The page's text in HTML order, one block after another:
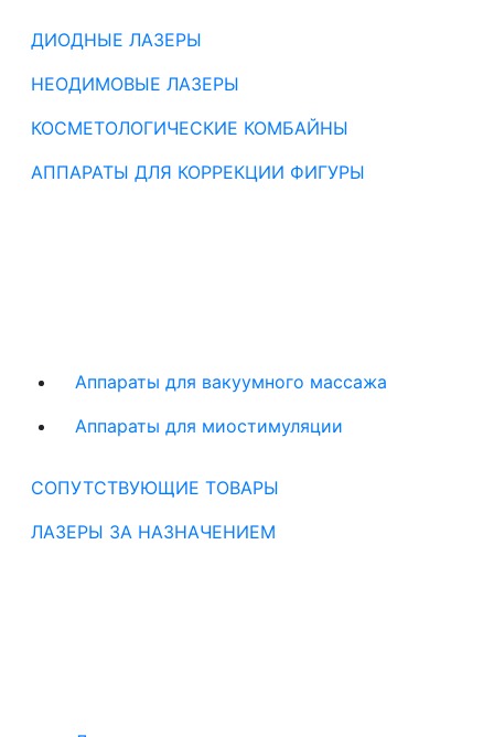
ДИОДНЫЕ ЛАЗЕРЫ
НЕОДИМОВЫЕ ЛАЗЕРЫ
КОСМЕТОЛОГИЧЕСКИЕ КОМБАЙНЫ
АППАРАТЫ ДЛЯ КОРРЕКЦИИ ФИГУРЫ
Аппараты для вакуумного массажа
Аппараты для миостимуляции
СОПУТСТВУЮЩИЕ ТОВАРЫ
ЛАЗЕРЫ ЗА НАЗНАЧЕНИЕМ